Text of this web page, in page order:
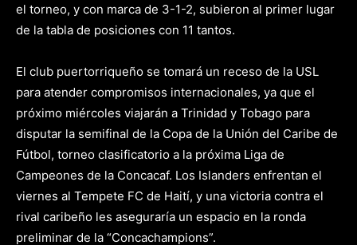
el torneo, y con marca de 3-1-2, subieron al primer lugar
de la tabla de posiciones con 11 tantos.
El club puertorriqueño se tomará un receso de la USL
para atender compromisos internacionales, ya que el
próximo miércoles viajarán a Trinidad y Tobago para
disputar la semifinal de la Copa de la Unión del Caribe de
Fútbol, torneo clasificatorio a la próxima Liga de
Campeones de la Concacaf. Los Islanders enfrentan el
viernes al Tempete FC de Haití, y una victoria contra el
rival caribeño les aseguraría un espacio en la ronda
preliminar de la “Concachampions”.